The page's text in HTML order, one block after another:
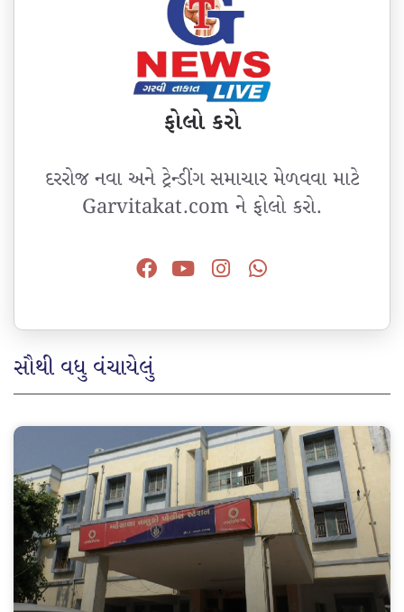
ફોલો કરો
દરરોજ નવા અને ટ્રેન્ડીંગ સમાચાર મેળવવા માટે
Garvitakat.com ને ફોલો કરો.
સૌથી વધુ વંચાયેલું